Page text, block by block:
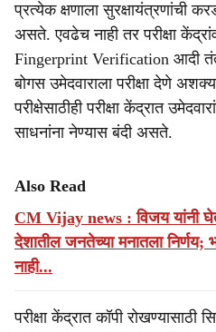
प्रत्येक क्षणाला सुरक्षायंत्रणांची
असते. एवढेच नाही तर परीक्षा
Fingerprint Verification आदी
बोगस उमेदवाराला परीक्षा देणे
परीक्षेसाठीही परीक्षा केंद्रात
साधनांना नेण्यास बंदी असते.
Also Read
CM Vijay news : विजय यांनी
देशातील जनतेच्या मनातला
नाही...
परीक्षा केंद्रात कॉपी